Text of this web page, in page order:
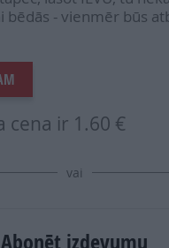
bēdās - vienmēr būs
cena ir 1.60 €
vai
Abonēt izdevumu